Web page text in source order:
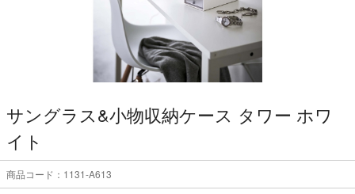
サングラス&小物収納ケース タワー ホワ
イト
商品コード：1131-A613